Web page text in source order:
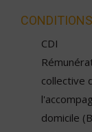
CONDITIONS
CDI
collective
domicile